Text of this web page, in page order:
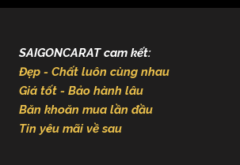
SAIGONCARAT cam kết:
Đẹp - Chất luôn cùng nhau
Giá tốt - Bảo hành lâu
Băn khoăn mua lần đầu
Tin yêu mãi về sau